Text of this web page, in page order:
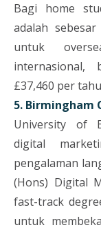
Bagi home
adalah
untuk
internasional,
£37,460 per
5. Birmingham
University of
digital
pengalaman
(Hons) Digital
fast-track
untuk